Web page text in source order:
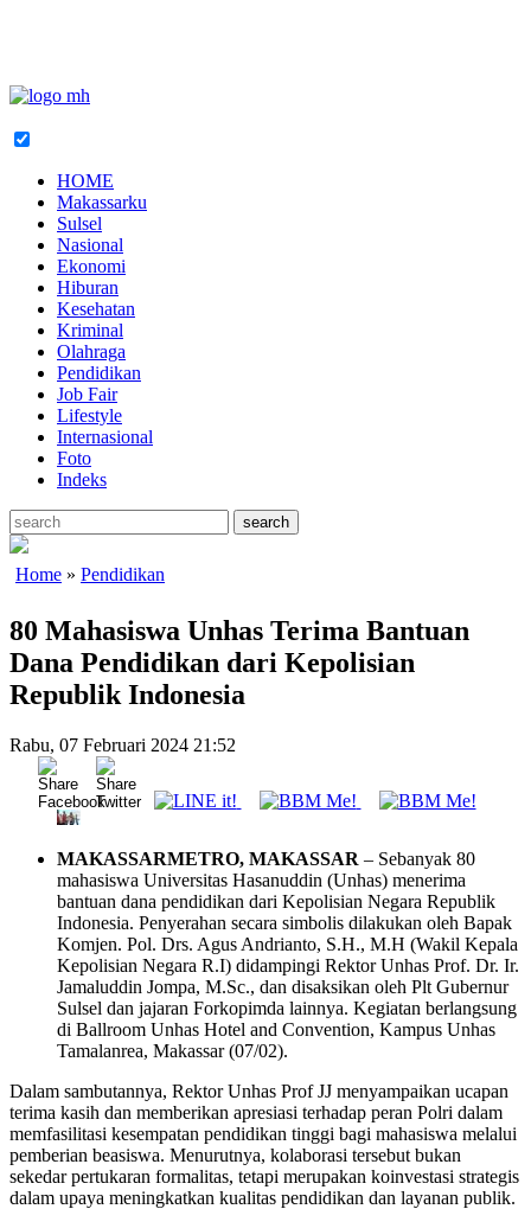
HOME
Makassarku
Sulsel
Nasional
Ekonomi
Hiburan
Kesehatan
Kriminal
Olahraga
Pendidikan
Job Fair
Lifestyle
Internasional
Foto
Indeks
Home » Pendidikan
80 Mahasiswa Unhas Terima Bantuan
Dana Pendidikan dari Kepolisian
Republik Indonesia
Rabu, 07 Februari 2024 21:52
MAKASSARMETRO, MAKASSAR – Sebanyak 80
mahasiswa Universitas Hasanuddin (Unhas) menerima
bantuan dana pendidikan dari Kepolisian Negara Republik
Indonesia. Penyerahan secara simbolis dilakukan oleh Bapak
Komjen. Pol. Drs. Agus Andrianto, S.H., M.H (Wakil Kepala
Kepolisian Negara R.I) didampingi Rektor Unhas Prof. Dr. Ir.
Jamaluddin Jompa, M.Sc., dan disaksikan oleh Plt Gubernur
Sulsel dan jajaran Forkopimda lainnya. Kegiatan berlangsung
di Ballroom Unhas Hotel and Convention, Kampus Unhas
Tamalanrea, Makassar (07/02).
Dalam sambutannya, Rektor Unhas Prof JJ menyampaikan ucapan
terima kasih dan memberikan apresiasi terhadap peran Polri dalam
memfasilitasi kesempatan pendidikan tinggi bagi mahasiswa melalui
pemberian beasiswa. Menurutnya, kolaborasi tersebut bukan
sekedar pertukaran formalitas, tetapi merupakan koinvestasi strategis
dalam upaya meningkatkan kualitas pendidikan dan layanan publik.